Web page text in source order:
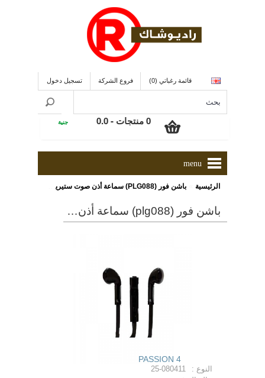
قائمة رغباتي (0) فروع الشركة تسجيل دخول
0 منتجات - 0.0 جنية
menu
الرئيسية باشن فور (PLG088) سماعة أذن صوت ستيريو مزودة بمايكروفون مدمج بالسلك و طول الكابل 1 متر و ذو لون أسود
باشن فور (plg088) سماعة أذن صوت ستيريو مزودة بمايكروفون مدمج بالسلك و طول الكابل 1 متر و ذو لون أسود
PASSION 4
النوع :
25-080411